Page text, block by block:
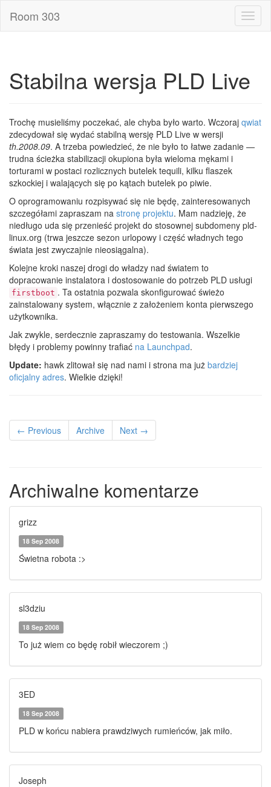
Room 303
Stabilna wersja PLD Live
Trochę musieliśmy poczekać, ale chyba było warto. Wczoraj qwiat
zdecydował się wydać stabilną wersję PLD Live w wersji
th.2008.09. A trzeba powiedzieć, że nie było to łatwe zadanie —
trudna ścieżka stabilizacji okupiona była wieloma mękami i
torturami w postaci rozlicznych butelek tequili, kilku flaszek
szkockiej i walających się po kątach butelek po piwie.
O oprogramowaniu rozpisywać się nie będę, zainteresowanych
szczegółami zapraszam na stronę projektu. Mam nadzieję, że
niedługo uda się przenieść projekt do stosownej subdomeny pld-
linux.org (trwa jeszcze sezon urlopowy i część władnych tego
świata jest zwyczajnie nieosiągalna).
Kolejne kroki naszej drogi do władzy nad światem to
dopracowanie instalatora i dostosowanie do potrzeb PLD usługi
firstboot . Ta ostatnia pozwala skonfigurować świeżo
zainstalowany system, włącznie z założeniem konta pierwszego
użytkownika.
Jak zwykle, serdecznie zapraszamy do testowania. Wszelkie
błędy i problemy powinny trafiać na Launchpad.
Update: hawk zlitował się nad nami i strona ma już bardziej
oficjalny adres. Wielkie dzięki!
← Previous Archive Next →
Archiwalne komentarze
grizz
18 Sep 2008
Świetna robota :>
sl3dziu
18 Sep 2008
To już wiem co będę robił wieczorem ;)
3ED
18 Sep 2008
PLD w końcu nabiera prawdziwych rumieńców, jak miło.
Joseph